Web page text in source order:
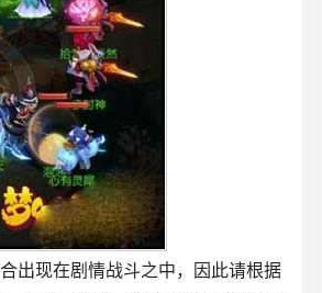
出现在剧情战斗之中，因此请根据